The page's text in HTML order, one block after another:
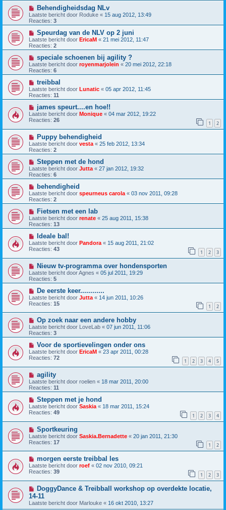
Behendigheidsdag NLv
Laatste bericht door Roduke « 15 aug 2012, 13:49
Reacties: 3
Speurdag van de NLV op 2 juni
Laatste bericht door EricaM « 21 mei 2012, 11:47
Reacties: 2
speciale schoenen bij agility ?
Laatste bericht door royenmarjolein « 20 mei 2012, 22:18
Reacties: 6
treibbal
Laatste bericht door Lunatic « 05 apr 2012, 11:45
Reacties: 11
james speurt....en hoe!!
Laatste bericht door Monique « 04 mar 2012, 19:22
Reacties: 26 1 2
Puppy behendigheid
Laatste bericht door vesta « 25 feb 2012, 13:34
Reacties: 2
Steppen met de hond
Laatste bericht door Jutta « 27 jan 2012, 19:32
Reacties: 6
behendigheid
Laatste bericht door speurneus carola « 03 nov 2011, 09:28
Reacties: 2
Fietsen met een lab
Laatste bericht door renate « 25 aug 2011, 15:38
Reacties: 13
Ideale bal!
Laatste bericht door Pandora « 15 aug 2011, 21:02
Reacties: 43 1 2 3
Nieuw tv-programma over hondensporten
Laatste bericht doorAgnes « 05 jul 2011, 19:29
Reacties: 5
De eerste keer............
Laatste bericht door Jutta « 14 jun 2011, 10:26
Reacties: 15 1 2
Op zoek naar een andere hobby
Laatste bericht door LoveLab « 07 jun 2011, 11:06
Reacties: 3
Voor de sportievelingen onder ons
Laatste bericht door EricaM « 23 apr 2011, 00:28
Reacties: 72 1 2 3 4 5
agility
Laatste bericht door roelien « 18 mar 2011, 20:00
Reacties: 11
Steppen met je hond
Laatste bericht door Saskia « 18 mar 2011, 15:24
Reacties: 49 1 2 3 4
Sportkeuring
Laatste bericht door Saskia.Bernadette « 20 jan 2011, 21:30
Reacties: 17 1 2
morgen eerste treibbal les
Laatste bericht door roef « 02 nov 2010, 09:21
Reacties: 39 1 2 3
DoggyDance & Treibball workshop op overdekte locatie,
14-11
Laatste bericht door Marlouke « 16 okt 2010, 13:27